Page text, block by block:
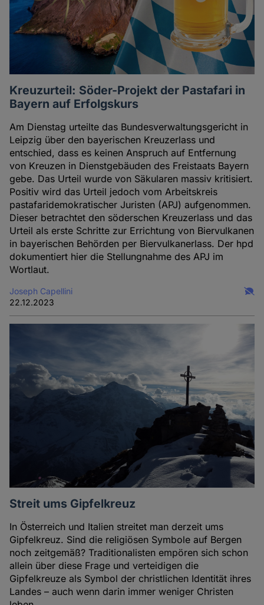
Kreuzurteil: Söder-Projekt der Pastafari in
Bayern auf Erfolgskurs
Am Dienstag urteilte das Bundesverwaltungsgericht in
Leipzig über den bayerischen Kreuzerlass und
entschied, dass es keinen Anspruch auf Entfernung
von Kreuzen in Dienstgebäuden des Freistaats Bayern
gebe. Das Urteil wurde von Säkularen massiv kritisiert.
Positiv wird das Urteil jedoch vom Arbeitskreis
pastafaridemokratischer Juristen (APJ) aufgenommen.
Dieser betrachtet den söderschen Kreuzerlass und das
Urteil als erste Schritte zur Errichtung von Biervulkanen
in bayerischen Behörden per Biervulkanerlass. Der hpd
dokumentiert hier die Stellungnahme des APJ im
Wortlaut.
Joseph Capellini
22.12.2023
Streit ums Gipfelkreuz
In Österreich und Italien streitet man derzeit ums
Gipfelkreuz. Sind die religiösen Symbole auf Bergen
noch zeitgemäß? Traditionalisten empören sich schon
allein über diese Frage und verteidigen die
Gipfelkreuze als Symbol der christlichen Identität ihres
Landes – auch wenn darin immer weniger Christen